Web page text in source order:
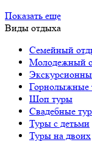
Показать еще
Виды отдыха
Семейный
Молодежный
Горнолыжные
Шоп туры
Свадебные
Туры с детьми
Туры на двоих